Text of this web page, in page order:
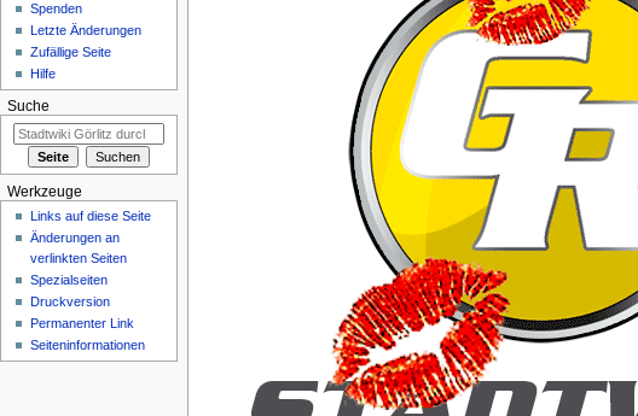
Spenden
Letzte Änderungen
Zufällige Seite
Hilfe
Suche
Werkzeuge
Links auf diese Seite
Änderungen an
verlinkten Seiten
Spezialseiten
Druckversion
Permanenter Link
Seiten­informationen